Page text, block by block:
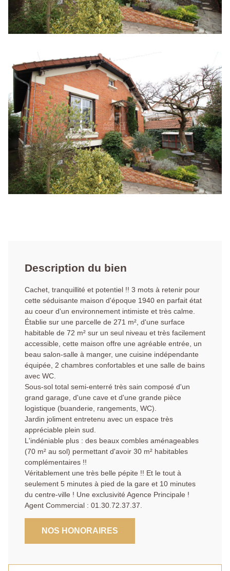
Description du bien
Cachet, tranquillité et potentiel !! 3 mots à retenir pour
cette séduisante maison d'époque 1940 en parfait état
au coeur d'un environnement intimiste et très calme.
Établie sur une parcelle de 271 m², d'une surface
habitable de 72 m² sur un seul niveau et très facilement
accessible, cette maison offre une agréable entrée, un
beau salon-salle à manger, une cuisine indépendante
équipée, 2 chambres confortables et une salle de bains
avec WC.
Sous-sol total semi-enterré très sain composé d'un
grand garage, d'une cave et d'une grande pièce
logistique (buanderie, rangements, WC).
Jardin joliment entretenu avec un espace très
appréciable plein sud.
L'indéniable plus : des beaux combles aménageables
(70 m² au sol) permettant d'avoir 30 m² habitables
complémentaires !!
Véritablement une très belle pépite !! Et le tout à
seulement 5 minutes à pied de la gare et 10 minutes
du centre-ville ! Une exclusivité Agence Principale !
Agent Commercial : 01.30.72.37.37.
NOS HONORAIRES